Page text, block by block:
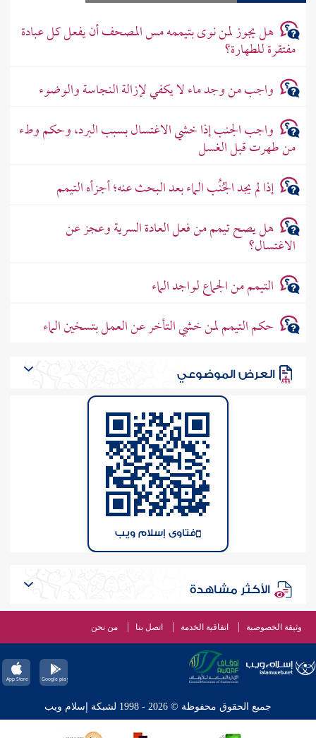
هل يجوز لمن نوى بتيممه مس المصحف أن يفعل كل عبادة
مفتقرة للطهارة؟
واجب من وجد ماء لا يكفي لإزالة النجاسة والوضوء
واجب الجنب إذا خشي الاغتسال بسبب البرد، وحكم وطء
من طهرت قبل الغسل
إذا لم يجد الجُنُب الماء بعد البحث عنه؛ أجزأه التيمم
هل يصح تيمم من فعل العادة السرية وعجز عن
الاغتسال؟
التيمم من الجماع لواجد الماء
حكم التيمم لمن خشي التأخر عن العمل بتسخين الماء
العرض الموضوعي
فتاوى إسلام ويب
الأكثر مشاهدة
وثيقة الخصوصية اتفاقية الخدمة اتصل بنا من نحن
جميع الحقوق محفوظة © 2026 - 1998 لشبكة إسلام ويب